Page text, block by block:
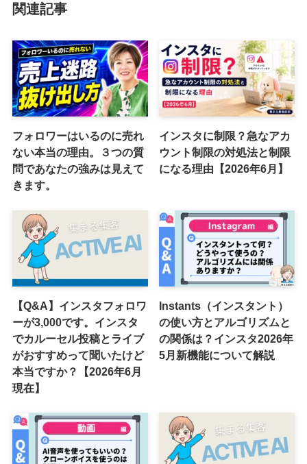
関連記事
フォロワーはいるのに売れ
ない本当の理由。３つの質
問であなたの強みは見えて
きます。
インスタに制限？急なアカ
ウント制限の対処法と制限
になる理由【2026年6月】
【Q&A】インスタフォロワ
ーが3,000です。インスタ
でカルーセル投稿とライブ
がおすすめって聞いたけど
本当ですか？【2026年6月
現在】
Instants（インスタント）
の使い方とアルゴリズムと
の関係は？インスタ2026年
5月新機能について解説